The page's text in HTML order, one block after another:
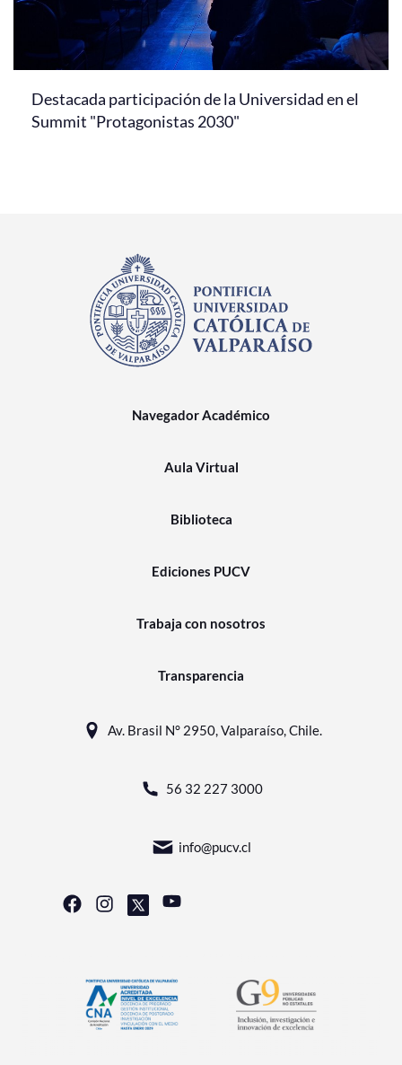
Destacada participación de la Universidad en el
Summit "Protagonistas 2030"
Navegador Académico
Aula Virtual
Biblioteca
Ediciones PUCV
Trabaja con nosotros
Transparencia
Av. Brasil N° 2950, Valparaíso, Chile.
56 32 227 3000
info@pucv.cl